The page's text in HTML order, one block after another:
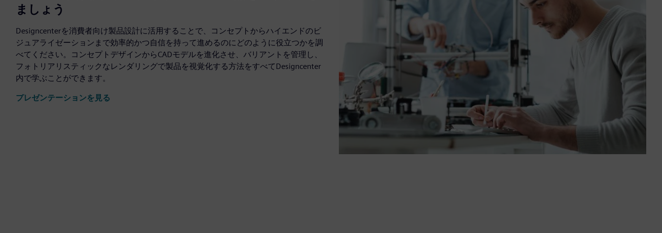
ましょう
Designcenterを消費者向け製品設計に活用することで、コンセプトからハイエンドのビ
ジュアライゼーションまで効率的かつ自信を持って進めるのにどのように役立つかを調
べてください。コンセプトデザインからCADモデルを進化させ、バリアントを管理し、
フォトリアリスティックなレンダリングで製品を視覚化する方法をすべてDesigncenter
内で学ぶことができます。
プレゼンテーションを見る